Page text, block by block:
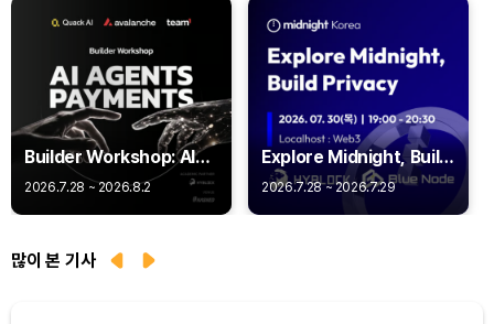
Builder Workshop: AI
Agent Payments -
2026.7.28 ~ 2026.8.2
Explore Midnight, Build
Privacy
2026.7.28 ~ 2026.7.29
많이 본 기사